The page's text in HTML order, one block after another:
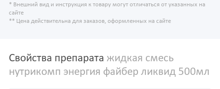
* Внешний вид и инструкция к товару могут отличаться от указанных на
сайте
** Цена действительна для заказов, оформленных на сайте
Свойства препарата жидкая смесь
нутрикомп энергия файбер ликвид 500мл